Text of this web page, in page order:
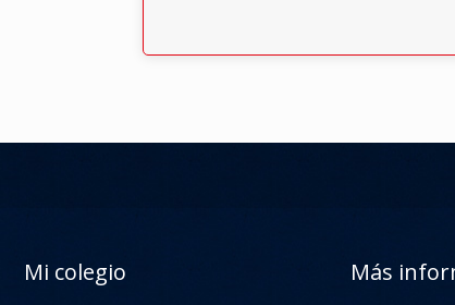
Mi colegio Más